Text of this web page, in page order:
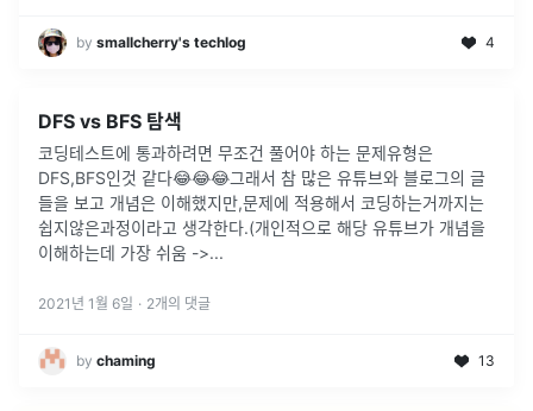
by smallcherry's techlog 4
DFS vs BFS 탐색
코딩테스트에 통과하려면 무조건 풀어야 하는 문제유형은
DFS,BFS인것 같다😂😂😂그래서 참 많은 유튜브와 블로그의 글
들을 보고 개념은 이해했지만,문제에 적용해서 코딩하는거까지는
쉽지않은과정이라고 생각한다.(개인적으로 해당 유튜브가 개념을
이해하는데 가장 쉬움 ->...
2021년 1월 6일 · 2개의 댓글
by chaming 13